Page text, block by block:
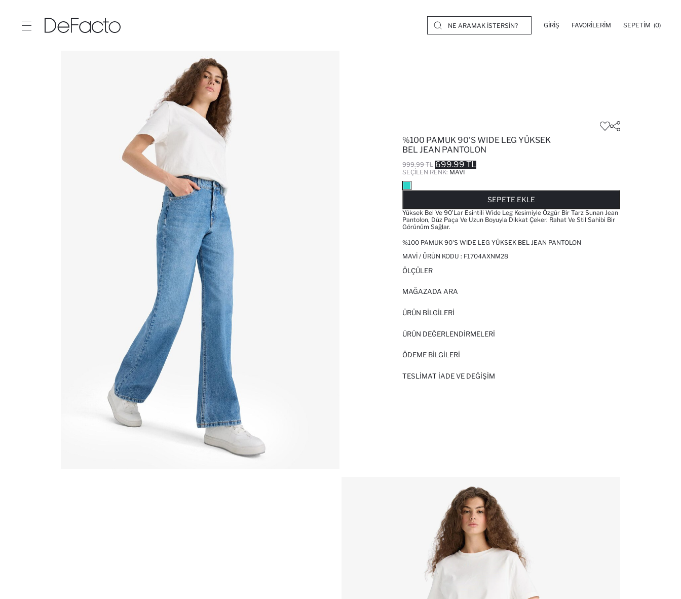
GIRIŞ FAVORILERIM SEPETIM (0)
%100 PAMUK 90'S WIDE LEG YÜKSEK
BEL JEAN PANTOLON
999.99 TL 699.99 TL
SEÇILEN RENK: MAVI
SEPETE EKLE
Yüksek Bel Ve 90’lar Esintili Wide Leg Kesimiyle Özgür Bir Tarz Sunan Jean
Pantolon, Düz Paça Ve Uzun Boyuyla Dikkat Çeker. Rahat Ve Stil Sahibi Bir
Görünüm Sağlar.
%100 PAMUK 90'S WIDE LEG YÜKSEK BEL JEAN PANTOLON
MAVI / ÜRÜN KODU : F1704AXNM28
ÖLÇÜLER
MAĞAZADA ARA
ÜRÜN BILGILERI
ÜRÜN DEĞERLENDİRMELERİ
ÖDEME BİLGİLERİ
TESLIMAT İADE VE DEĞIŞIM